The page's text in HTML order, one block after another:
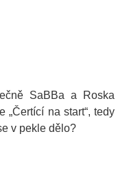
SaBBa a Roska
„Čertící na start“, tedy
v pekle dělo?